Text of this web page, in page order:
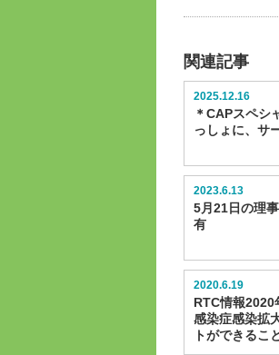
関連記事
2025.12.16
＊CAPスペシ
っしょに、サ
2023.6.13
5月21日の理
有
2020.6.19
RTC情報2020
感染症感染拡
トができるこ